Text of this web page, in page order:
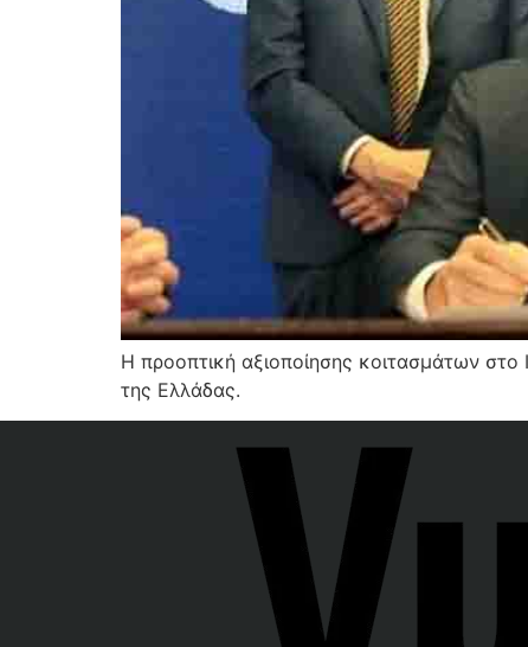
Η προοπτική αξιοποίησης κοιτασμάτων
της Ελλάδας.